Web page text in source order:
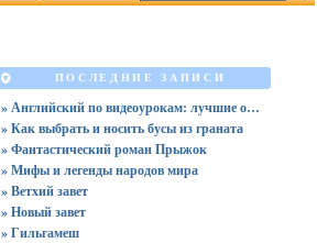
ПОСЛЕДНИЕ ЗАПИСИ
» Английский по видеоурокам: лучшие обучающие видео в 2025
» Как выбрать и носить бусы из граната
» Фантастический роман Прыжок
» Мифы и легенды народов мира
» Ветхий завет
» Новый завет
» Гильгамеш